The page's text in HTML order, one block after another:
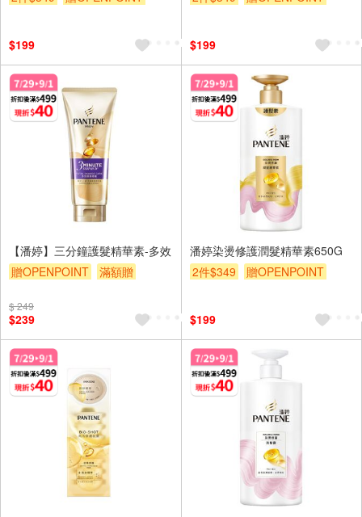
$199
$199
【潘婷】三分鐘護髮精華素-多效
贈OPENPOINT
滿額贈
$ 249
$239
潘婷染燙修護潤髮精華素650G
2件$349
贈OPENPOINT
$199